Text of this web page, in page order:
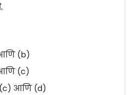
(b)
(c)
आणि (d)